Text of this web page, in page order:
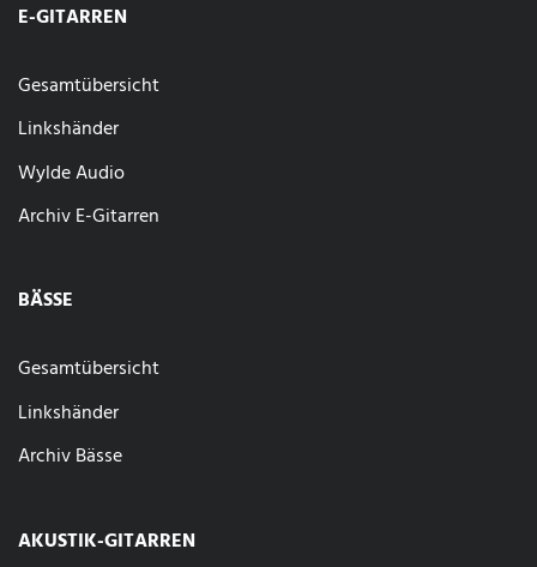
E-GITARREN
Gesamtübersicht
Linkshänder
Wylde Audio
Archiv E-Gitarren
BÄSSE
Gesamtübersicht
Linkshänder
Archiv Bässe
AKUSTIK-GITARREN